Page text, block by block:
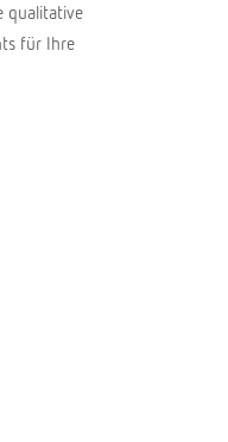
qualitative
für Ihre